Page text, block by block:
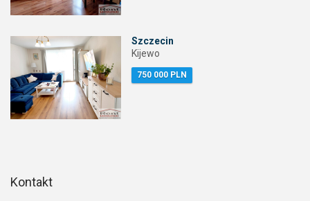
Szczecin
Kijewo
750 000 PLN
Kontakt